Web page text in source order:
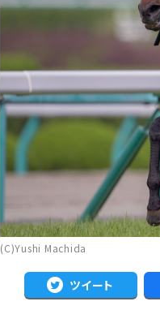
(C)Yushi Machida
ツイート
武豊デビュー40年特別展
2万人、東京3万人を動...